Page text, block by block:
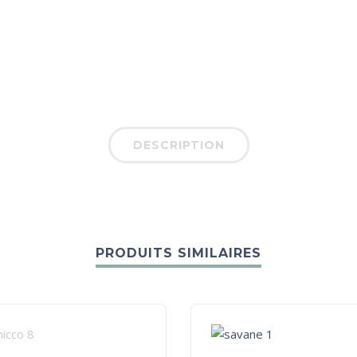
DESCRIPTION
PRODUITS SIMILAIRES